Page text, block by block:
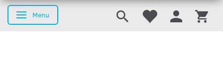
Skifte navigation
Menu